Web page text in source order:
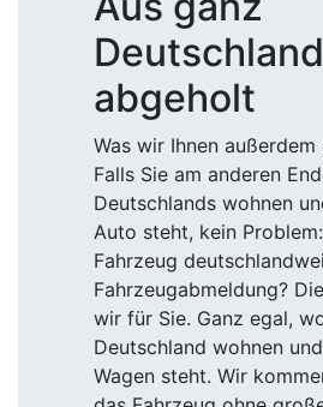
Deutschland
abgeholt
Was wir Ihnen außerdem
Falls Sie am anderen
Deutschlands wohnen
Auto steht, kein
Fahrzeug
Fahrzeugabmeldung?
wir für Sie. Ganz egal,
Deutschland wohnen
Wagen steht. Wir